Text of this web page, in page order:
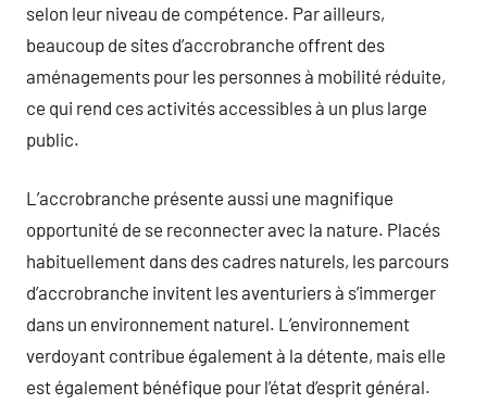
selon leur niveau de compétence. Par ailleurs,
beaucoup de sites d’accrobranche offrent des
aménagements pour les personnes à mobilité réduite,
ce qui rend ces activités accessibles à un plus large
public.
L’accrobranche présente aussi une magnifique
opportunité de se reconnecter avec la nature. Placés
habituellement dans des cadres naturels, les parcours
d’accrobranche invitent les aventuriers à s’immerger
dans un environnement naturel. L’environnement
verdoyant contribue également à la détente, mais elle
est également bénéfique pour l’état d’esprit général.